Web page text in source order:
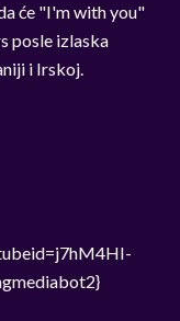
će "I'm with you"
posle izlaska
i Irskoj.